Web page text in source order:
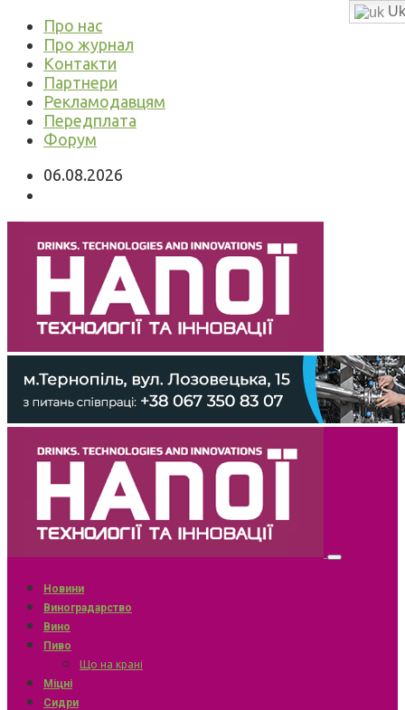
Про нас
Про журнал
Контакти
Партнери
Рекламодавцям
Передплата
Форум
06.08.2026
Новини
Виноградарство
Вино
Пиво
Що на крані
Міцні
Сидри